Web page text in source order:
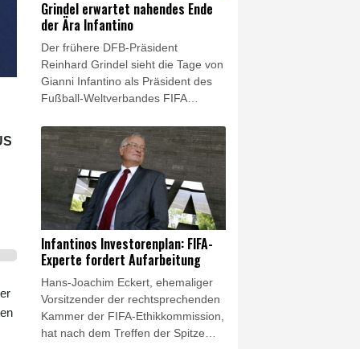
gelangen ihr fünf Rebounds und ein
Assist.
Grindel erwartet nahendes Ende
der Ära Infantino
Der frühere DFB-Präsident
Reinhard Grindel sieht die Tage von
Gianni Infantino als Präsident des
Fußball-Weltverbandes FIFA
sich für die Neuwahlen im März
2027 "nicht vorstellen, dass Gianni
Infantino ohne Gegenkandidaten
bleibt", sagte Grindel im Interview
mit dem Nachrichtenportal t-online:
"Ich kann mir auch nicht vorstellen,
dass er überhaupt bei der nächsten
Wahl antritt." Doch mit einem
Wechsel auf der Position des
Präsidenten allein würden die
Probleme noch nicht gelöst.
Infantinos Investorenplan: FIFA-
Experte fordert Aufarbeitung
Hans-Joachim Eckert, ehemaliger
Vorsitzender der rechtsprechenden
Kammer der FIFA-Ethikkommission,
hat nach dem Treffen der Spitze